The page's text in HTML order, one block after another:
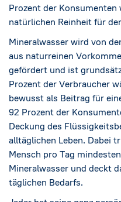
Prozent der Konsumenten
natürlichen Reinheit für
Mineralwasser wird von
aus naturreinen
gefördert und ist
Prozent der Verbraucher
bewusst als Beitrag für
92 Prozent der
Deckung des
alltäglichen Leben. Dabei
Mensch pro Tag
Mineralwasser und deckt
täglichen Bedarfs.